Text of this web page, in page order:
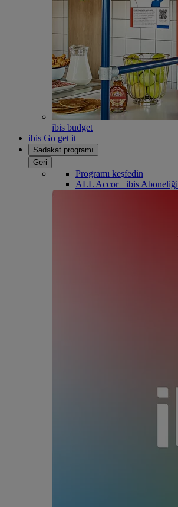
ibis budget
ibis Go get it
Sadakat programı
Geri
Programı keşfedin
ALL Accor+ ibis Aboneliği